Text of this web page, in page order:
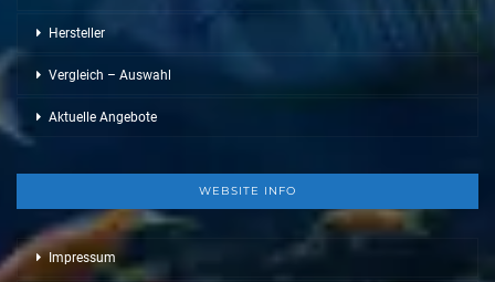
Hersteller
Vergleich – Auswahl
Aktuelle Angebote
WEBSITE INFO
Impressum